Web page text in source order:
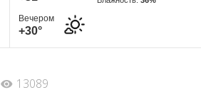
Вечером
+30°
13089